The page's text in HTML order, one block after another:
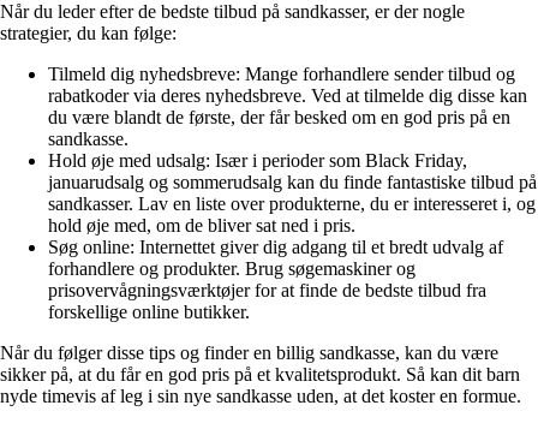
Når du leder efter de bedste tilbud på sandkasser, er der nogle
strategier, du kan følge:
Tilmeld dig nyhedsbreve: Mange forhandlere sender tilbud og
rabatkoder via deres nyhedsbreve. Ved at tilmelde dig disse kan
du være blandt de første, der får besked om en god pris på en
sandkasse.
Hold øje med udsalg: Især i perioder som Black Friday,
januarudsalg og sommerudsalg kan du finde fantastiske tilbud på
sandkasser. Lav en liste over produkterne, du er interesseret i, og
hold øje med, om de bliver sat ned i pris.
Søg online: Internettet giver dig adgang til et bredt udvalg af
forhandlere og produkter. Brug søgemaskiner og
prisovervågningsværktøjer for at finde de bedste tilbud fra
forskellige online butikker.
Når du følger disse tips og finder en billig sandkasse, kan du være
sikker på, at du får en god pris på et kvalitetsprodukt. Så kan dit barn
nyde timevis af leg i sin nye sandkasse uden, at det koster en formue.